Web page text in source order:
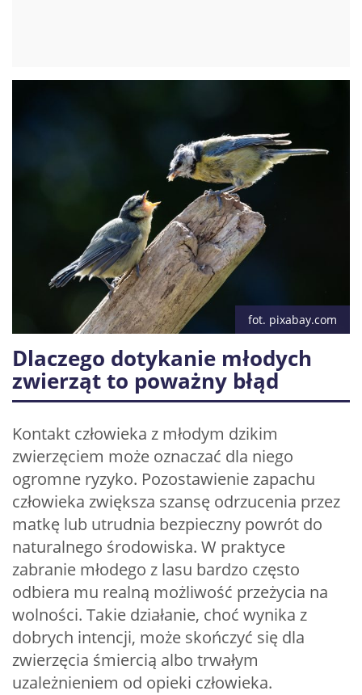
fot. pixabay.com
Dlaczego dotykanie młodych
zwierząt to poważny błąd
Kontakt człowieka z młodym dzikim
zwierzęciem może oznaczać dla niego
ogromne ryzyko. Pozostawienie zapachu
człowieka zwiększa szansę odrzucenia przez
matkę lub utrudnia bezpieczny powrót do
naturalnego środowiska. W praktyce
zabranie młodego z lasu bardzo często
odbiera mu realną możliwość przeżycia na
wolności. Takie działanie, choć wynika z
dobrych intencji, może skończyć się dla
zwierzęcia śmiercią albo trwałym
uzależnieniem od opieki człowieka.